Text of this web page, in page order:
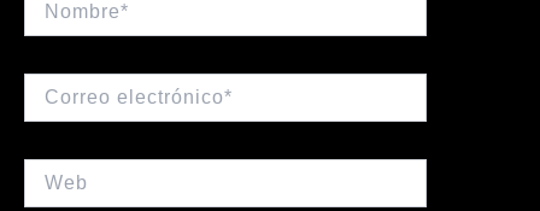
electrónico*